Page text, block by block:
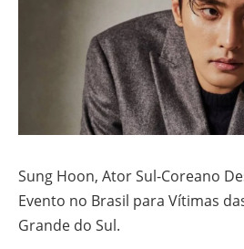
Sung Hoon, Ator Sul-Coreano
Evento no Brasil para Vítimas
Grande do Sul.